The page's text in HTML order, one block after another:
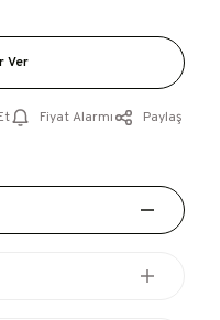
Ver
Fiyat Alarmı
Paylaş